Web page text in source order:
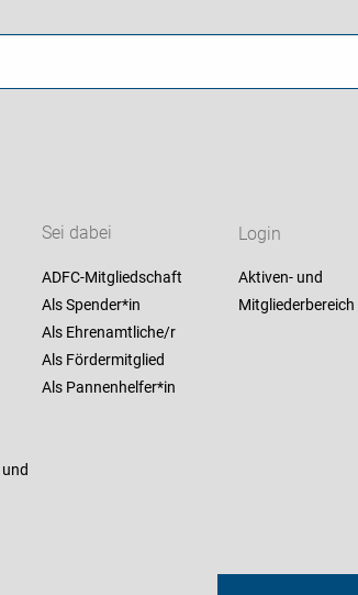
Sei dabei
ADFC-Mitgliedschaft
Als Spender*in
Als Ehrenamtliche/r
Als Fördermitglied
Als Pannenhelfer*in
Login
Aktiven- und
Mitgliederbereich